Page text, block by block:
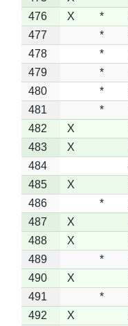
476
X *
477
*
478
*
479
*
480
*
481
*
482
X
483
X
484
485
X
486
*
487
X
488
X
489
*
490
X
491
*
492
X